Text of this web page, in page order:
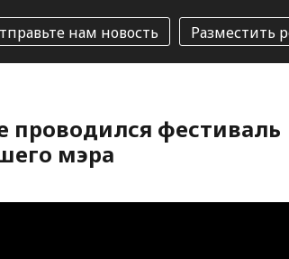
нам новость Разместить
фестиваль
мэра